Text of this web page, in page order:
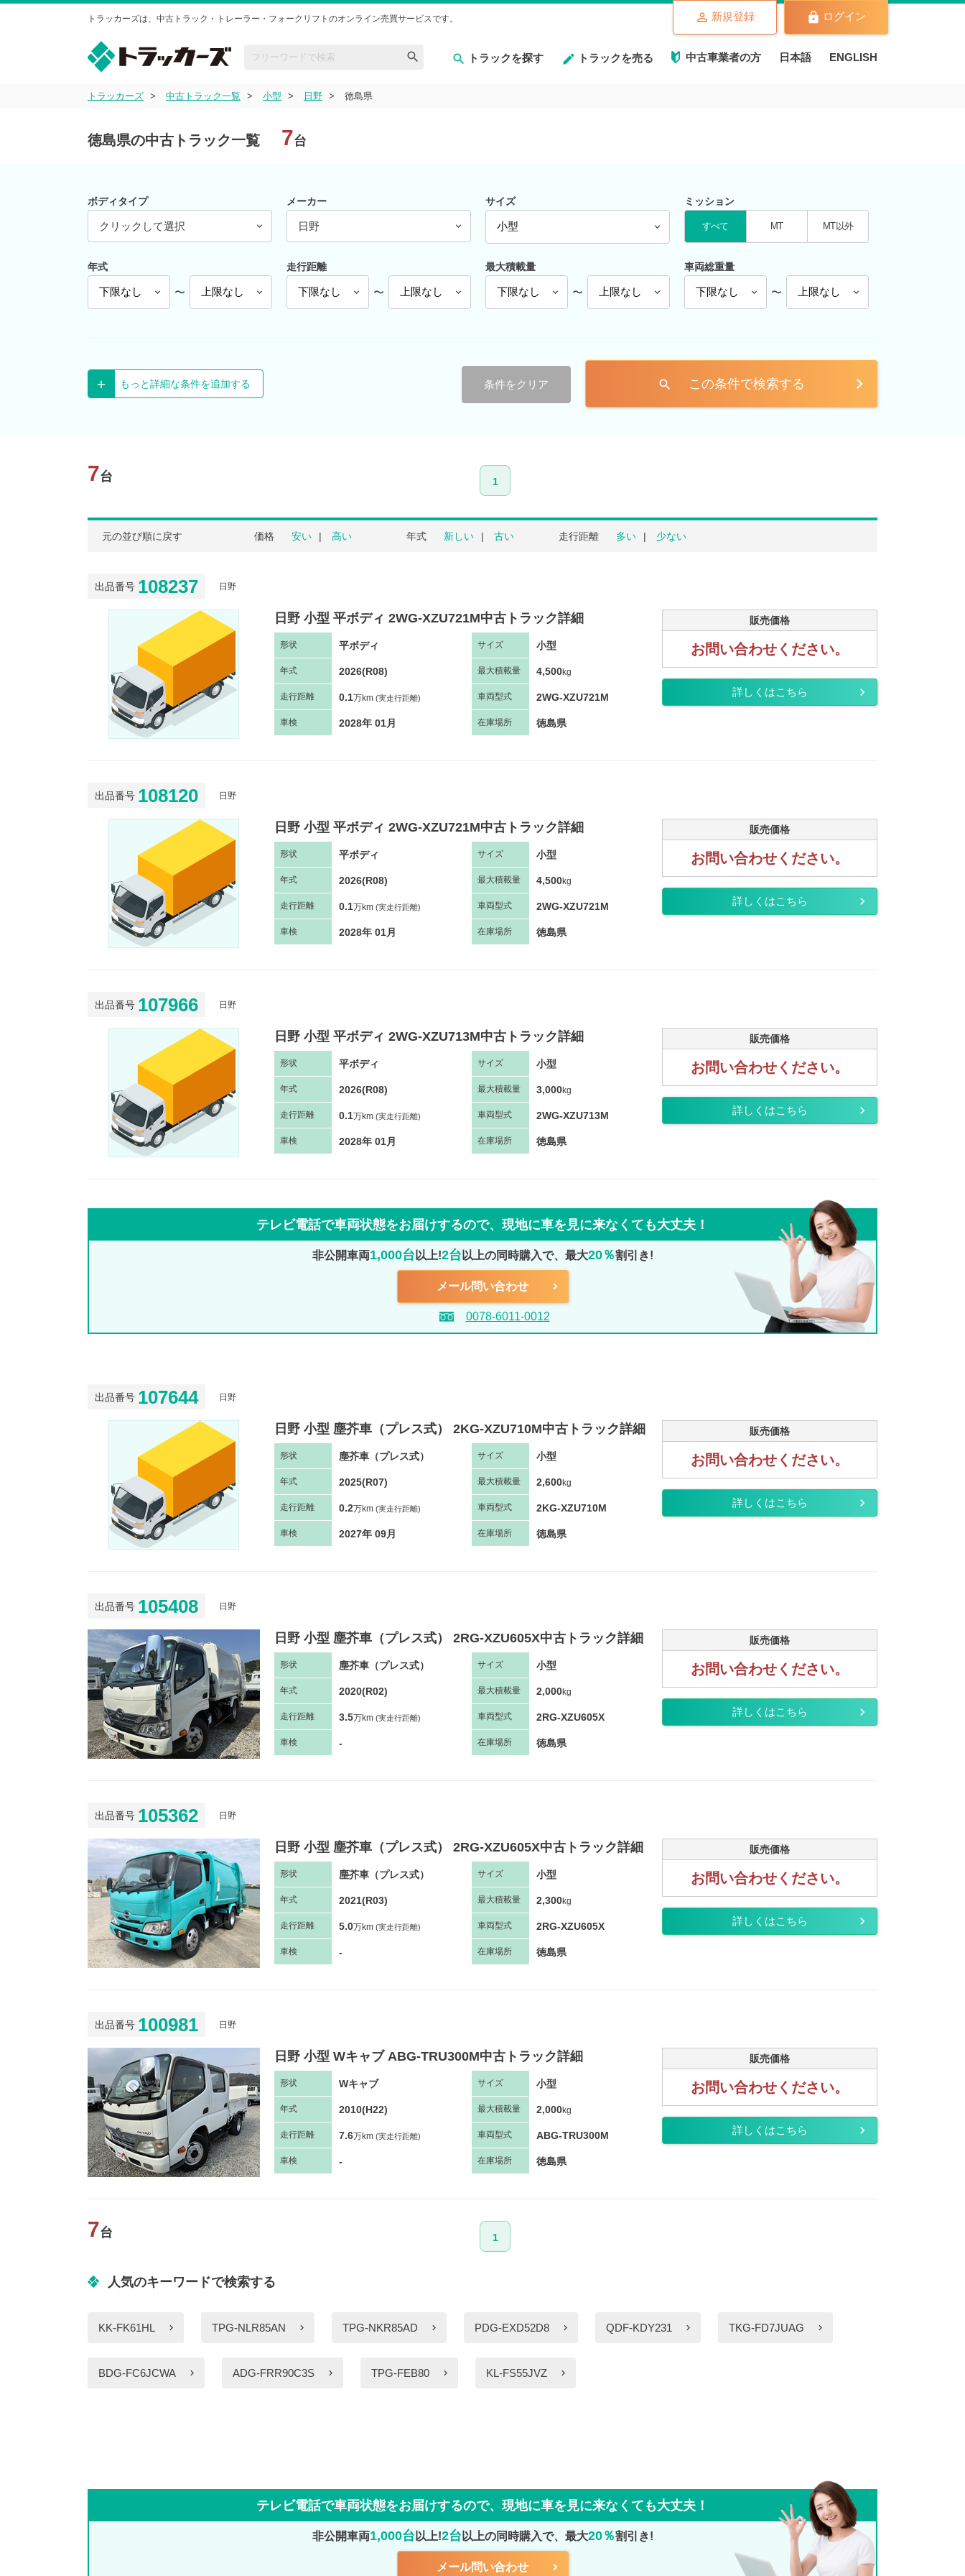
トラッカーズは、中古トラック・トレーラー・フォークリフトのオンライン売買サービスです。
トラックを探す トラックを売る 中古車業者の方 日本語 ENGLISH
新規登録 ログイン
トラッカーズ 中古トラック一覧 小型 日野 徳島県
徳島県の中古トラック一覧 7台
ボディタイプ
クリックして選択
メーカー
日野
サイズ ミッション
すべて MT MT以外
年式
〜
走行距離
〜
最大積載量
〜
車両総重量
〜
もっと詳細な条件を追加する 条件をクリア search この条件で検索する
7台 1
元の並び順に戻す 価格 安い 高い 年式 新しい 古い 走行距離 多い 少ない
出品番号 108237 日野
日野 小型 平ボディ 2WG-XZU721M中古トラック詳細
形状 平ボディ サイズ 小型
年式 2026(R08) 最大積載量 4,500kg
走行距離 0.1万km (実走行距離) 車両型式 2WG-XZU721M
車検 2028年 01月 在庫場所 徳島県
販売価格
お問い合わせください。
詳しくはこちら
出品番号 108120 日野
日野 小型 平ボディ 2WG-XZU721M中古トラック詳細
形状 平ボディ サイズ 小型
年式 2026(R08) 最大積載量 4,500kg
走行距離 0.1万km (実走行距離) 車両型式 2WG-XZU721M
車検 2028年 01月 在庫場所 徳島県
販売価格
お問い合わせください。
詳しくはこちら
出品番号 107966 日野
日野 小型 平ボディ 2WG-XZU713M中古トラック詳細
形状 平ボディ サイズ 小型
年式 2026(R08) 最大積載量 3,000kg
走行距離 0.1万km (実走行距離) 車両型式 2WG-XZU713M
車検 2028年 01月 在庫場所 徳島県
販売価格
お問い合わせください。
詳しくはこちら
テレビ電話で車両状態をお届けするので、 現地に車を見に来なくても大丈夫！
非公開車両1,000台 以上!2台 以上の同時購入で、最大20％割引き!
メール問い合わせ
0078-6011-0012
出品番号 107644 日野
日野 小型 塵芥車（プレス式） 2KG-XZU710M中古トラック詳細
形状 塵芥車（プレス式） サイズ 小型
年式 2025(R07) 最大積載量 2,600kg
走行距離 0.2万km (実走行距離) 車両型式 2KG-XZU710M
車検 2027年 09月 在庫場所 徳島県
販売価格
お問い合わせください。
詳しくはこちら
出品番号 105408 日野
日野 小型 塵芥車（プレス式） 2RG-XZU605X中古トラック詳細
形状 塵芥車（プレス式） サイズ 小型
年式 2020(R02) 最大積載量 2,000kg
走行距離 3.5万km (実走行距離) 車両型式 2RG-XZU605X
車検 - 在庫場所 徳島県
販売価格
お問い合わせください。
詳しくはこちら
出品番号 105362 日野
日野 小型 塵芥車（プレス式） 2RG-XZU605X中古トラック詳細
形状 塵芥車（プレス式） サイズ 小型
年式 2021(R03) 最大積載量 2,300kg
走行距離 5.0万km (実走行距離) 車両型式 2RG-XZU605X
車検 - 在庫場所 徳島県
販売価格
お問い合わせください。
詳しくはこちら
出品番号 100981 日野
日野 小型 Wキャブ ABG-TRU300M中古トラック詳細
形状 Wキャブ サイズ 小型
年式 2010(H22) 最大積載量 2,000kg
走行距離 7.6万km (実走行距離) 車両型式 ABG-TRU300M
車検 - 在庫場所 徳島県
販売価格
お問い合わせください。
詳しくはこちら
7台 1
人気のキーワードで検索する
KK-FK61HL TPG-NLR85AN TPG-NKR85AD PDG-EXD52D8 QDF-KDY231 TKG-FD7JUAG
BDG-FC6JCWA ADG-FRR90C3S TPG-FEB80 KL-FS55JVZ
テレビ電話で車両状態をお届けするので、 現地に車を見に来なくても大丈夫！
非公開車両1,000台 以上!2台 以上の同時購入で、最大20％割引き!
メール問い合わせ